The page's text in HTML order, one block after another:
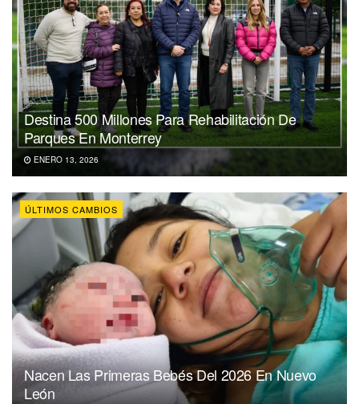
Destina 500 Millones Para Rehabilitación De
Parques En Monterrey
ENERO 13, 2026
ÚLTIMOS CAMBIOS
Nacen Las Primeras Bebés Del 2026 En Nuevo
León